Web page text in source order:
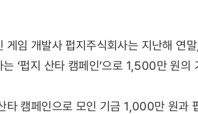
게임 개발사 펍지주식회사는 지난해 연
는 ‘펍지 산타 캠페인’으로 1,500만 원의
타 캠페인으로 모인 기금 1,000만 원과